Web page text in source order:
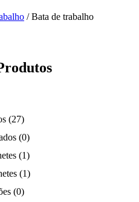
/ Bata de trabalho
(27)
(0)
(1)
(1)
(0)